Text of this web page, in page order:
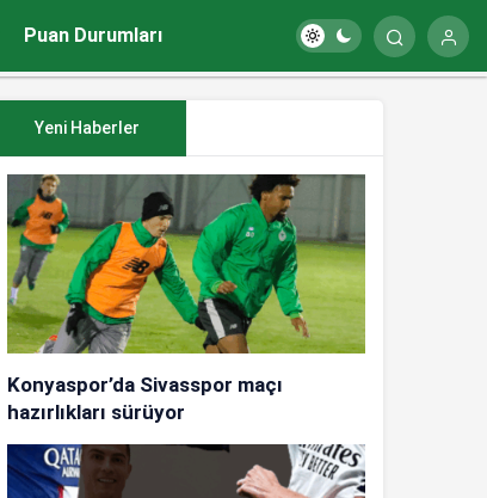
Puan Durumları
Yeni Haberler
Konyaspor’da Sivasspor maçı
hazırlıkları sürüyor